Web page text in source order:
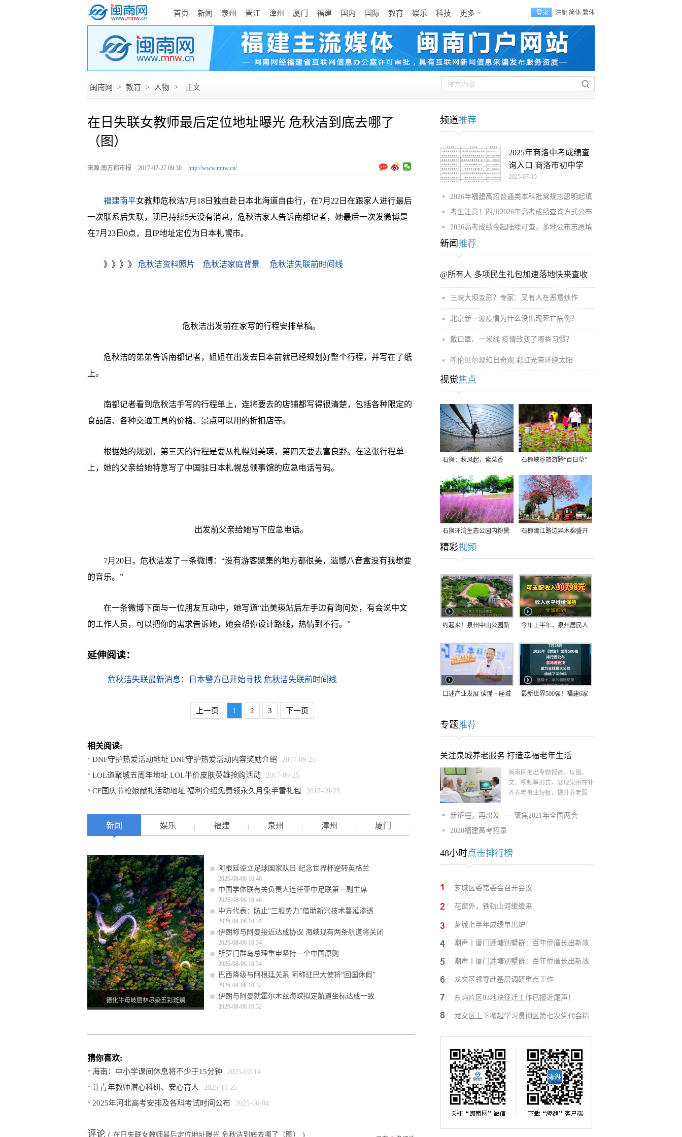
首页 新闻 泉州 晋江 漳州 厦门 福建 国内 国际 教育 娱乐 科技 更多 登录 注册 简体 繁体
闽南网 > 教育 > 人物 > 正文
在日失联女教师最后定位地址曝光 危秋洁到底去哪了
（图）
来源:南方都市报 2017-07-27 09:30 http://www.mnw.cn/
福建南平女教师危秋洁7月18日独自赴日本北海道自由行，在7月22日在跟家人进行最后
一次联系后失联，现已持续5天没有消息，危秋洁家人告诉南都记者，她最后一次发微博是
在7月23日0点，且IP地址定位为日本札幌市。
》》》》 危秋洁资料照片 危秋洁家庭背景 危秋洁失联前时间线
危秋洁出发前在家写的行程安排草稿。
危秋洁的弟弟告诉南都记者，姐姐在出发去日本前就已经规划好整个行程，并写在了纸
上。
南都记者看到危秋洁手写的行程单上，连将要去的店铺都写得很清楚，包括各种限定的
食品店、各种交通工具的价格、景点可以用的折扣店等。
根据她的规划，第三天的行程是要从札幌到美瑛，第四天要去富良野。在这张行程单
上，她的父亲给她特意写了中国驻日本札幌总领事馆的应急电话号码。
出发前父亲给她写下应急电话。
7月20日，危秋洁发了一条微博：“没有游客聚集的地方都很美，遗憾八音盒没有我想要
的音乐。”
在一条微博下面与一位朋友互动中，她写道“出美瑛站后左手边有询问处，有会说中文
的工作人员，可以把你的需求告诉她，她会帮你设计路线，热情到不行。”
延伸阅读：
危秋洁失联最新消息：日本警方已开始寻找 危秋洁失联前时间线
上一页 1 2 3 下一页
相关阅读:
DNF守护热爱活动地址 DNF守护热爱活动内容奖励介绍 2017-09-25
LOL道聚城五周年地址 LOL半价皮肤英雄抢购活动 2017-09-25
CF国庆节枪娘献礼活动地址 福利介绍免费领永久月兔手雷礼包 2017-09-25
新闻 娱乐 福建 泉州 漳州 厦门
德化牛母岐层林尽染五彩斑斓
阿根廷设立足球国家队日 纪念世界杯逆转英格兰
2026-08-06 10:46
中国学体联有关负责人连任亚中足联第一副主席
2026-08-06 10:46
中方代表：防止“三股势力”借助新兴技术蔓延渗透
2026-08-06 10:34
伊朗称与阿曼接近达成协议 海峡现有两条航道将关闭
2026-08-06 10:34
所罗门群岛总理重申坚持一个中国原则
2026-08-06 10:34
巴西降级与阿根廷关系 阿称驻巴大使将“回国休假”
2026-08-06 10:32
伊朗与阿曼就霍尔木兹海峡拟定航道坐标达成一致
2026-08-06 10:32
猜你喜欢:
海南：中小学课间休息将不少于15分钟 2025-02-14
让青年教师潜心科研、安心育人 2025-11-25
2025年河北高考安排及各科考试时间公布 2025-06-04
评论 ( 在日失联女教师最后定位地址曝光 危秋洁到底去哪了（图） )
频道推荐
2025年商洛中考成绩查
询入口 商洛市初中学
2025-07-15
2026年福建高招普通类本科批常规志愿明起填
考生注意！四川2026年高考成绩查询方式公布
2026高考成绩今起陆续可查，多地公布志愿填
新闻 推荐
@所有人 多项民生礼包加速落地快来查收
三峡大坝变形？专家：又有人在恶意炒作
北京新一波疫情为什么没出现死亡病例？
戴口罩、一米线 疫情改变了哪些习惯？
呼伦贝尔现幻日奇观 彩虹光带环绕太阳
视觉焦点
石狮：秋风起，紫菜香 石狮峡谷旅游路“百日草”
争相斗艳
石狮环湾生态公园内粉黛
乱子草盛放
石狮濠江路边异木棉盛开
精彩视频
约起来！泉州中山公园新 今年上半年，泉州居民人
口述产业发展 读懂一座城
家，率先研发草本卫生巾
最新世界500强！福建6家
专题推荐
关注泉城养老服务 打造幸福老年生活
闽南网推出专题报道，以图、
文、视频等形式，展现泉州在补
齐养老事业短板，提升养老服
新征程，再出发——聚焦2021年全国两会
2020福建高考招录
48小时点击排行榜
芗城区委常委会召开会议
花窗外，铁轨山河缓缓来
芗城上半年成绩单出炉！
潮声丨厦门莲塘别墅群：百年侨厝长出新故
潮声丨厦门莲塘别墅群：百年侨厝长出新故
龙文区领导赴基层调研重点工作
东屿片区03地块征迁工作已接近尾声！
龙文区上下掀起学习贯彻区第七次党代会精